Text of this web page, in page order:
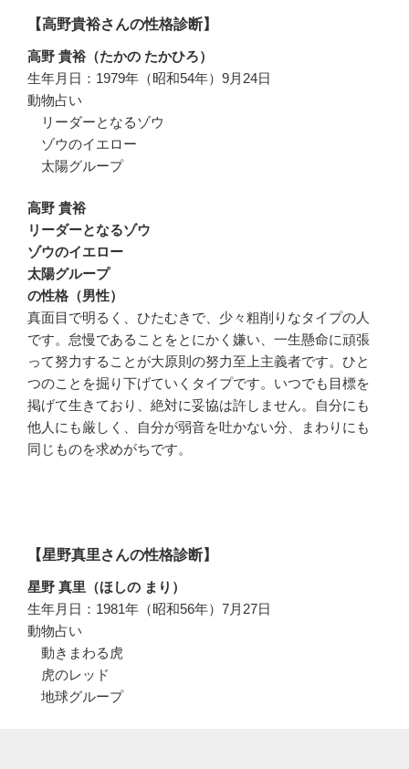
【高野貴裕さんの性格診断】
高野 貴裕（たかの たかひろ）
生年月日：1979年（昭和54年）9月24日
動物占い
リーダーとなるゾウ
ゾウのイエロー
太陽グループ
高野 貴裕
リーダーとなるゾウ
ゾウのイエロー
太陽グループ
の性格（男性）
真面目で明るく、ひたむきで、少々粗削りなタイプの人
です。怠慢であることをとにかく嫌い、一生懸命に頑張
って努力することが大原則の努力至上主義者です。ひと
つのことを掘り下げていくタイプです。いつでも目標を
掲げて生きており、絶対に妥協は許しません。自分にも
他人にも厳しく、自分が弱音を吐かない分、まわりにも
同じものを求めがちです。
【星野真里さんの性格診断】
星野 真里（ほしの まり）
生年月日：1981年（昭和56年）7月27日
動物占い
動きまわる虎
虎のレッド
地球グループ